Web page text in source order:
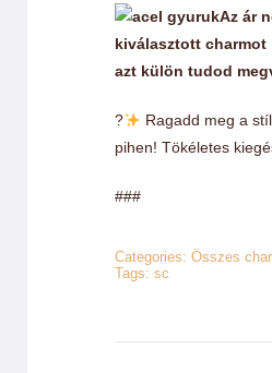
Az ár
kiválasztott charmot
azt külön tudod
?
Ragadd meg a
pihen! Tökéletes
###
Categories: Összes
Tags: sc